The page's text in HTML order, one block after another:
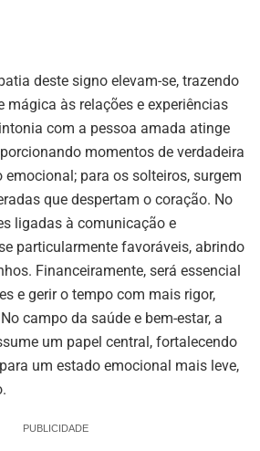
deste signo elevam-se, trazendo
mágica às relações e experiências
com a pessoa amada atinge
momentos de verdadeira
para os solteiros, surgem
que despertam o coração. No
ligadas à comunicação e
particularmente favoráveis, abrindo
Financeiramente, será essencial
e gerir o tempo com mais rigor,
campo da saúde e bem-estar, a
um papel central, fortalecendo
um estado emocional mais leve,
PUBLICIDADE